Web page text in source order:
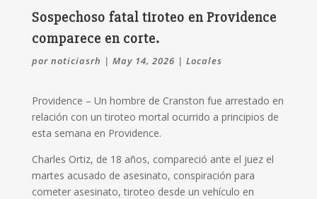
Sospechoso fatal tiroteo en Providence
comparece en corte.
por noticiasrh | May 14, 2026 | Locales
Providence – Un hombre de Cranston fue arrestado en
relación con un tiroteo mortal ocurrido a principios de
esta semana en Providence.
Charles Ortiz, de 18 años, compareció ante el juez el
martes acusado de asesinato, conspiración para
cometer asesinato, tiroteo desde un vehículo en